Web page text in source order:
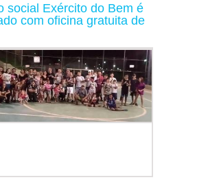
social Exército do Bem é
com oficina gratuita de